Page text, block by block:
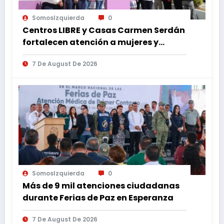
SomosIzquierda 0
Centros LIBRE y Casas Carmen Serdán
fortalecen atención a mujeres y
reducen feminicidio en Puebla
7 De August De 2026
SomosIzquierda 0
Más de 9 mil atenciones ciudadanas
durante Ferias de Paz en Esperanza
7 De August De 2026